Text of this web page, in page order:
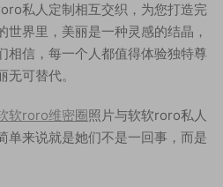
私人定制相互交织，为您打造完
界里，美丽是一种灵感的结晶，
相信，每一个人都值得体验独特尊
可替代。
软roro维密圈照片与软软roro私人
单来说就是她们不是一回事，而是